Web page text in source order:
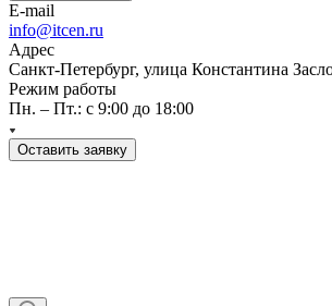
E-mail
info@itcen.ru
Адрес
Санкт-Петербург, улица Константина
Режим работы
Пн. – Пт.: с 9:00 до 18:00
Оставить заявку